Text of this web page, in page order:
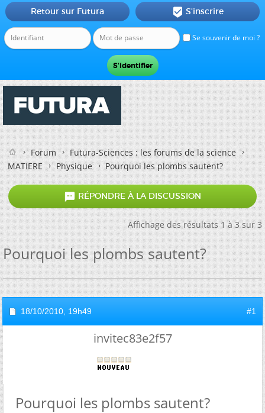
Se souvenir de moi ?
Retour sur Futura  S'inscrire
Forum
Futura-Sciences : les forums de la science
MATIERE
Physique Pourquoi les plombs sautent?
 RÉPONDRE À LA DISCUSSION
Affichage des résultats 1 à 3 sur 3
Pourquoi les plombs sautent?
18/10/2010, 19h49 #1
invitec83e2f57
Pourquoi les plombs sautent?